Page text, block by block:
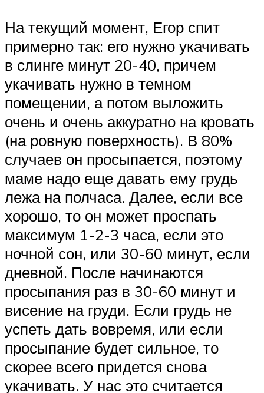
На текущий момент, Егор спит
примерно так: его нужно укачивать
в слинге минут 20-40, причем
укачивать нужно в темном
помещении, а потом выложить
очень и очень аккуратно на кровать
(на ровную поверхность). В 80%
случаев он просыпается, поэтому
маме надо еще давать ему грудь
лежа на полчаса. Далее, если все
хорошо, то он может проспать
максимум 1-2-3 часа, если это
ночной сон, или 30-60 минут, если
дневной. После начинаются
просыпания раз в 30-60 минут и
висение на груди. Если грудь не
успеть дать вовремя, или если
просыпание будет сильное, то
скорее всего придется снова
укачивать. У нас это считается